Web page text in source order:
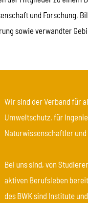
und Forschung,
sowie verwandter
Wir sind der Verband für
Umweltschutz, für
Naturwissenschaftler
Bei uns sind, von
aktiven Berufsleben
des BWK sind Institute